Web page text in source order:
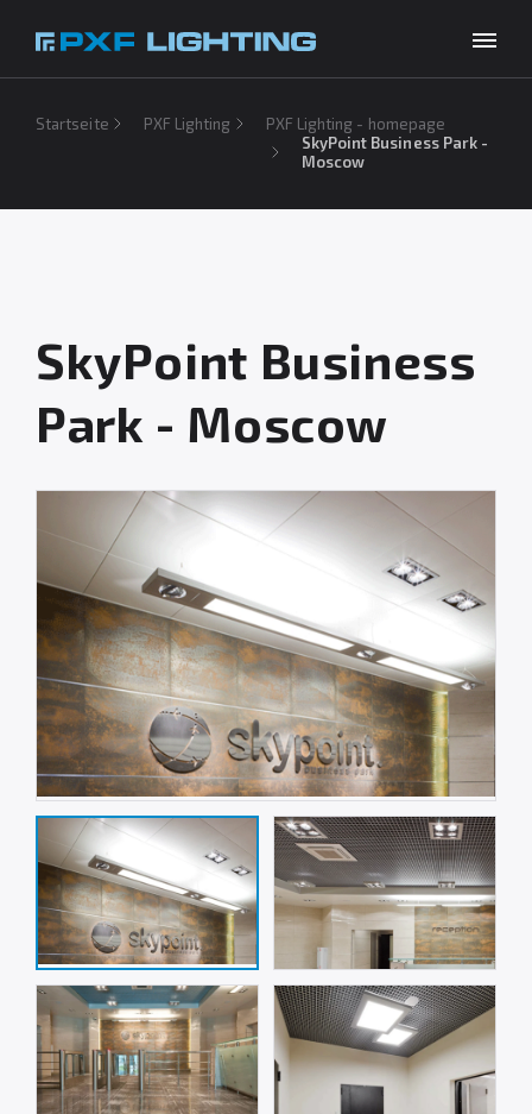
Startseite PXF Lighting
PXF Lighting - homepage
SkyPoint Business Park -
Moscow
SkyPoint Business
Park - Moscow